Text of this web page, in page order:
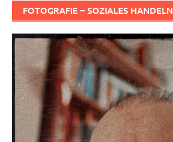
FOTOGRAFIE – SOZIALES HANDELN